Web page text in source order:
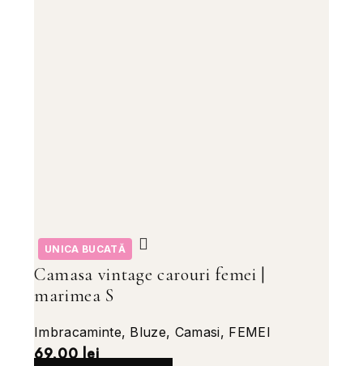
UNICA BUCATĂ
Camasa vintage carouri femei |
marimea S
Imbracaminte, Bluze, Camasi, FEMEI
69,00lei